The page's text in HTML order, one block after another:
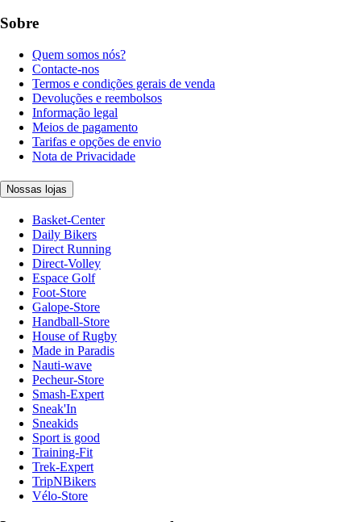
Sobre
Quem somos nós?
Contacte-nos
Termos e condições gerais de venda
Devoluções e reembolsos
Informação legal
Meios de pagamento
Tarifas e opções de envio
Nota de Privacidade
Nossas lojas
Basket-Center
Daily Bikers
Direct Running
Direct-Volley
Espace Golf
Foot-Store
Galope-Store
Handball-Store
House of Rugby
Made in Paradis
Nauti-wave
Pecheur-Store
Smash-Expert
Sneak'In
Sneakids
Sport is good
Training-Fit
Trek-Expert
TripNBikers
Vélo-Store